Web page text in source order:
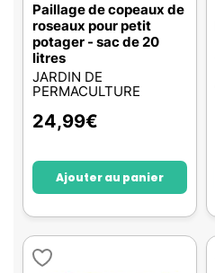
Paillage de copeaux de
roseaux pour petit
potager - sac de 20
litres
JARDIN DE
PERMACULTURE
24,99€
Ajouter au panier